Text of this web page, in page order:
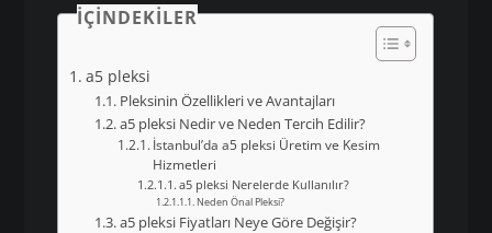
İÇINDEKILER
a5 pleksi
Pleksinin Özellikleri ve Avantajları
a5 pleksi Nedir ve Neden Tercih Edilir?
İstanbul’da a5 pleksi Üretim ve Kesim
Hizmetleri
a5 pleksi Nerelerde Kullanılır?
Neden Önal Pleksi?
a5 pleksi Fiyatları Neye Göre Değişir?